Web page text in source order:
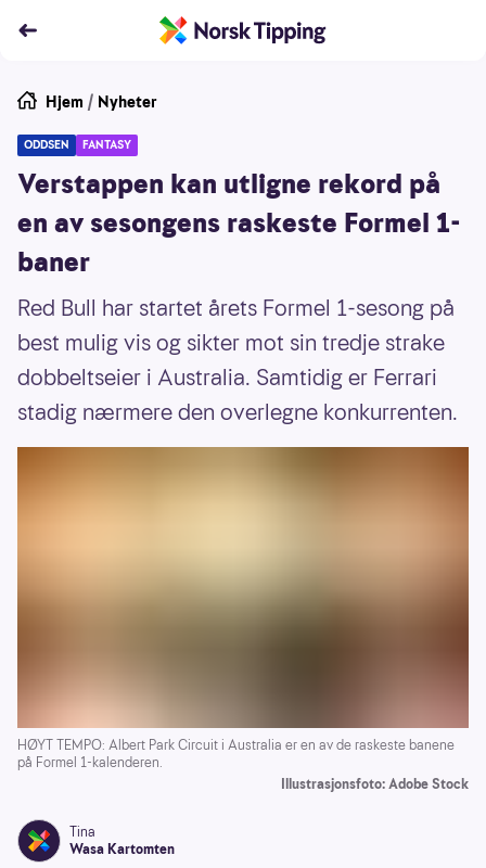
Hjem / Nyheter
ODDSEN FANTASY
Verstappen kan utligne rekord på
en av sesongens raskeste Formel 1-
baner
Red Bull har startet årets Formel 1-sesong på
best mulig vis og sikter mot sin tredje strake
dobbeltseier i Australia. Samtidig er Ferrari
stadig nærmere den overlegne konkurrenten.
HØYT TEMPO: Albert Park Circuit i Australia er en av de raskeste banene
på Formel 1-kalenderen.
Illustrasjonsfoto: Adobe Stock
Tina
Wasa Kartomten